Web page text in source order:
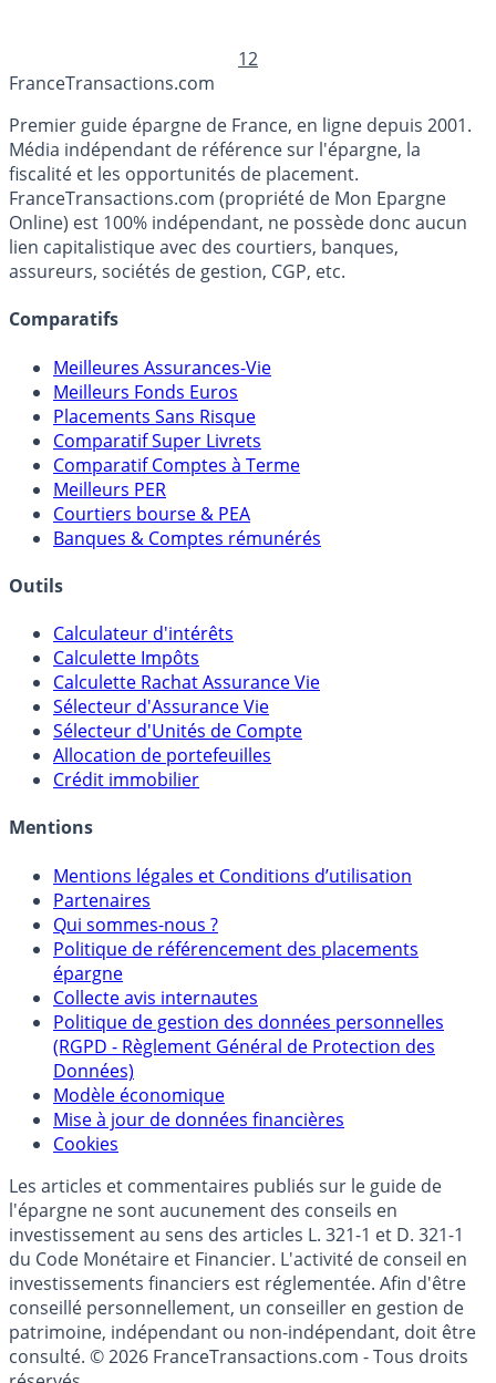
12
FranceTransactions.com
Premier guide épargne de France, en ligne depuis 2001.
Média indépendant de référence sur l'épargne, la
fiscalité et les opportunités de placement.
FranceTransactions.com (propriété de Mon Epargne
Online) est 100% indépendant, ne possède donc aucun
lien capitalistique avec des courtiers, banques,
assureurs, sociétés de gestion, CGP, etc.
Comparatifs
Meilleures Assurances-Vie
Meilleurs Fonds Euros
Placements Sans Risque
Comparatif Super Livrets
Comparatif Comptes à Terme
Meilleurs PER
Courtiers bourse & PEA
Banques & Comptes rémunérés
Outils
Calculateur d'intérêts
Calculette Impôts
Calculette Rachat Assurance Vie
Sélecteur d'Assurance Vie
Sélecteur d'Unités de Compte
Allocation de portefeuilles
Crédit immobilier
Mentions
Mentions légales et Conditions d’utilisation
Partenaires
Qui sommes-nous ?
Politique de référencement des placements
épargne
Collecte avis internautes
Politique de gestion des données personnelles
(RGPD - Règlement Général de Protection des
Données)
Modèle économique
Mise à jour de données financières
Cookies
Les articles et commentaires publiés sur le guide de
l'épargne ne sont aucunement des conseils en
investissement au sens des articles L. 321-1 et D. 321-1
du Code Monétaire et Financier. L'activité de conseil en
investissements financiers est réglementée. Afin d'être
conseillé personnellement, un conseiller en gestion de
patrimoine, indépendant ou non-indépendant, doit être
consulté. © 2026 FranceTransactions.com - Tous droits